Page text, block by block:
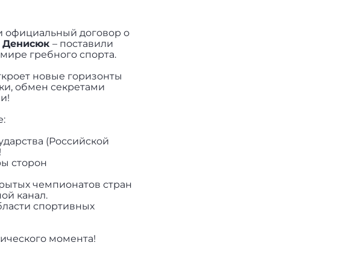
официальный договор о
Денисюк – поставили
гребного спорта.
новые горизонты
обмен секретами
(Российской
сторон
чемпионатов стран
канал.
спортивных
момента!